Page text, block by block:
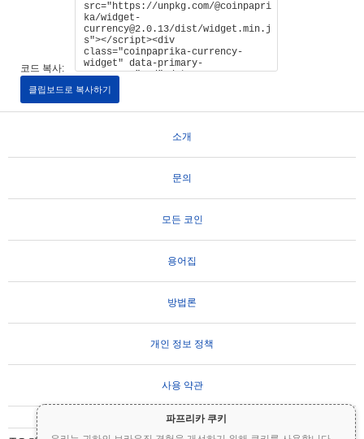
파프리카 쿠키
코드 복사:
클립보드로 복사하기
소개
문의
모든 코인
용어집
방법론
개인 정보 정책
사용 약관